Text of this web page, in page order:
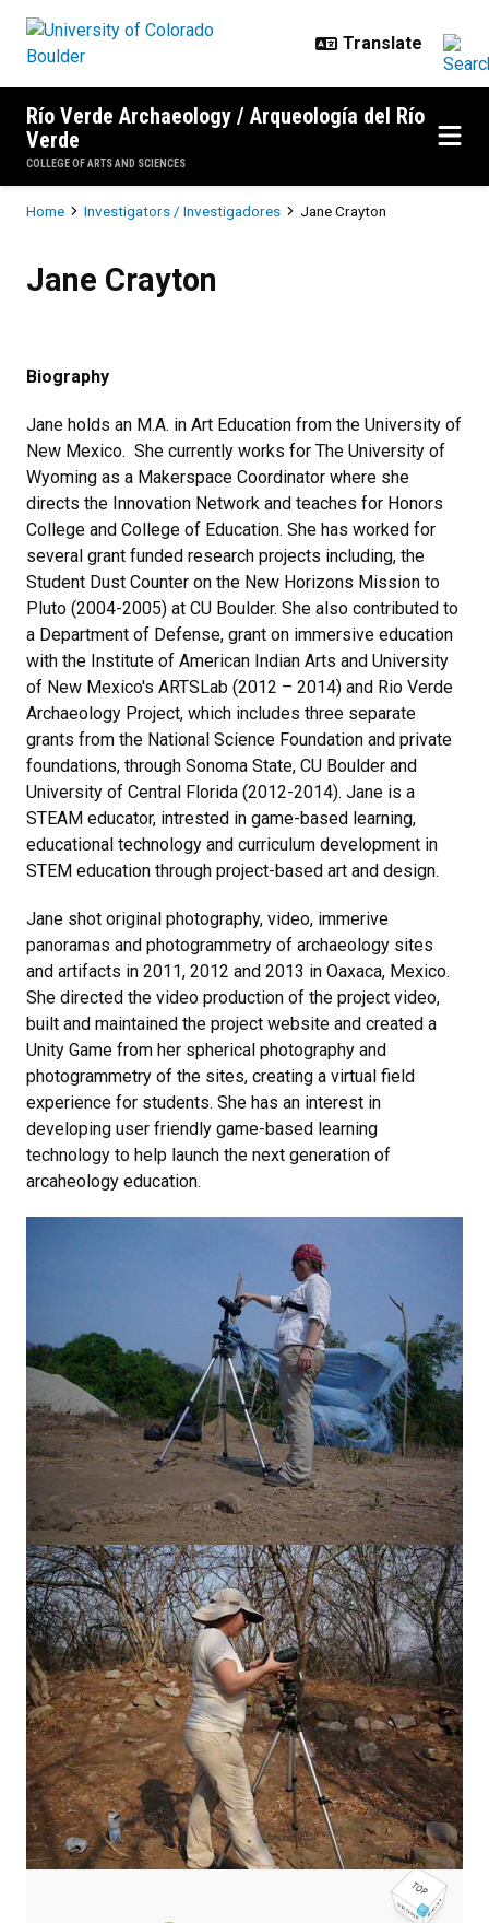
Río Verde Archaeology / Arqueología del Río
Verde
COLLEGE OF ARTS AND SCIENCES
Breadcrumb
Home Investigators / Investigadores Jane Crayton
Jane Crayton
Biography
Jane holds an M.A. in Art Education from the University of
New Mexico. She currently works for The University of
Wyoming as a Makerspace Coordinator where she
directs the Innovation Network and teaches for Honors
College and College of Education. She has worked for
several grant funded research projects including, the
Student Dust Counter on the New Horizons Mission to
Pluto (2004-2005) at CU Boulder. She also contributed to
a Department of Defense, grant on immersive education
with the Institute of American Indian Arts and University
of New Mexico's ARTSLab (2012 – 2014) and Rio Verde
Archaeology Project, which includes three separate
grants from the National Science Foundation and private
foundations, through Sonoma State, CU Boulder and
University of Central Florida (2012-2014). Jane is a
STEAM educator, intrested in game-based learning,
educational technology and curriculum development in
STEM education through project-based art and design.
Jane shot original photography, video, immerive
panoramas and photogrammetry of archaeology sites
and artifacts in 2011, 2012 and 2013 in Oaxaca, Mexico.
She directed the video production of the project video,
built and maintained the project website and created a
Unity Game from her spherical photography and
photogrammetry of the sites, creating a virtual field
experience for students. She has an interest in
developing user friendly game-based learning
technology to help launch the next generation of
arcaheology education.